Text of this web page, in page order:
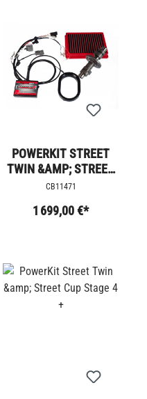
POWERKIT STREET
TWIN &AMP; STREET
CUP STAGE 3
CB11471
1 699,00 €*